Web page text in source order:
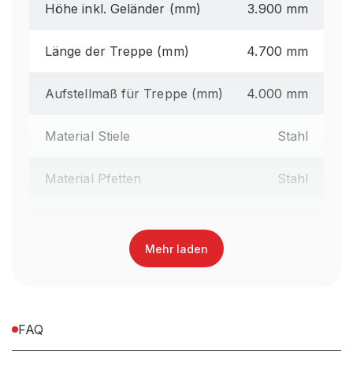
Höhe inkl. Geländer (mm) 3.900 mm
Länge der Treppe (mm) 4.700 mm
Aufstellmaß für Treppe (mm) 4.000 mm
Material Stiele Stahl
Material Pfetten Stahl
Farbe Stützen RAL 7012 Basaltgrau
Farbe Geländer RAL 7035 Lichtgrau
Mehr laden
FAQ